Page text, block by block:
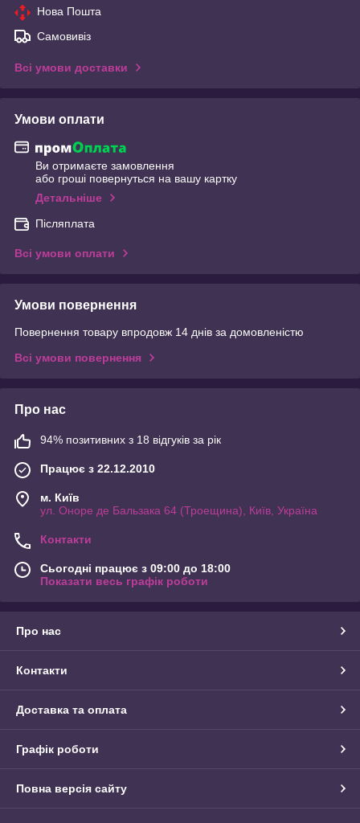
Нова Пошта
Самовивіз
Всі умови доставки
Умови оплати
Ви отримаєте замовлення
або гроші повернуться на вашу картку
Детальніше
Післяплата
Всі умови оплати
Умови повернення
Повернення товару впродовж 14 днів за домовленістю
Всі умови повернення
Про нас
94% позитивних з 18 відгуків за рік
Працює з 22.12.2010
м. Київ
ул. Оноре де Бальзака 64 (Троещина), Київ, Україна
Контакти
Сьогодні працює з 09:00 до 18:00
Показати весь графік роботи
Про нас
Контакти
Доставка та оплата
Графік роботи
Повна версія сайту